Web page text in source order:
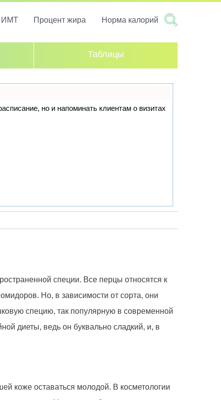
ИМТ Процент жира Норма калорий
Таблицы
но и напоминать клиентам о визитах
специи. Все перцы относятся к
Но, в зависимости от сорта, они
специю, так популярную в современной
диеты, ведь он буквально сладкий, и, в
коже оставаться молодой. В косметологии